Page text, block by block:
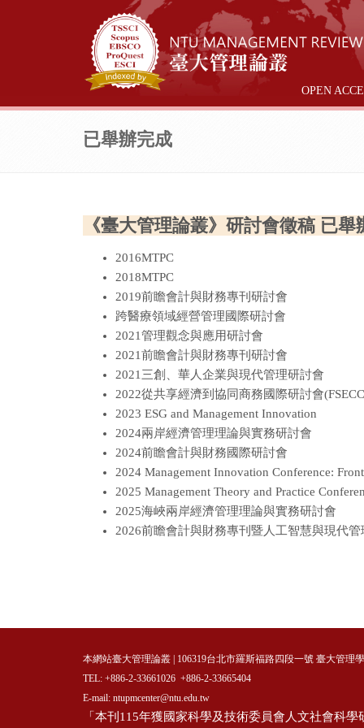
OPEN
已舉辦完成
《臺大管理論叢》研討會徵稿 已舉
2016MTPC
2018MTPC
2019前瞻會計與財務專刊研討會
跨醫療領域經營管理國際研討會
2021管理觀念與應用研討會
2021前瞻會計與財務專刊研討會
2021三創、華人企業與現代管理研討會
2022從共享經濟到協同商務國際研討會
2023 ESG and Management Innovation
2024兩岸經濟管理理論與實務研討會
2024前瞻會計與財務國際研討會
2024 Management Innovation Conference:
2025 Management Theory and Practice
2025海峽兩岸經濟管理理論與實務研討會
2026前瞻會計與財務專刊暨人工智慧與現代
本網站臺大管理論叢 | 106319台北市羅斯福路四段一號 臺大管理
TEL: +886-2-33661026 +886-2-33665404
E-mail: ntupmcenter@ntu.edu.tw
「本刊115年獲國家科學及技術委員會人文社會科學